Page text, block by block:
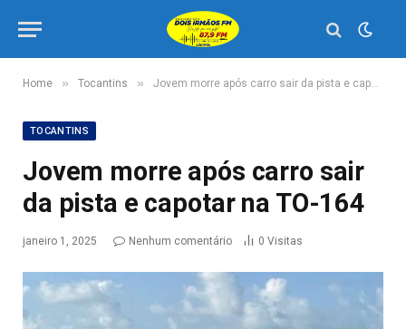
Home » Tocantins » Jovem morre após carro sair da pista e capotar na TO-164
TOCANTINS
Jovem morre após carro sair
da pista e capotar na TO-164
janeiro 1, 2025 Nenhum comentário 0 Visitas